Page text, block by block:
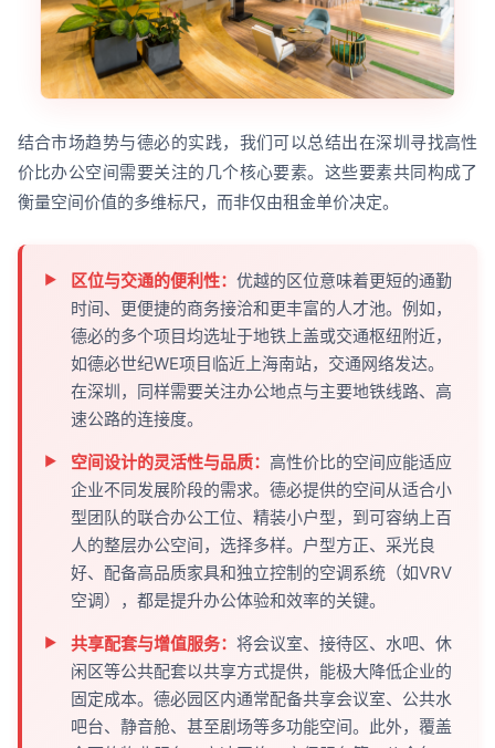
结合市场趋势与德必的实践，我们可以总结出在深圳寻找高性
价比办公空间需要关注的几个核心要素。这些要素共同构成了
衡量空间价值的多维标尺，而非仅由租金单价决定。
区位与交通的便利性： 优越的区位意味着更短的通勤
时间、更便捷的商务接洽和更丰富的人才池。例如，
德必的多个项目均选址于地铁上盖或交通枢纽附近，
如德必世纪WE项目临近上海南站，交通网络发达。
在深圳，同样需要关注办公地点与主要地铁线路、高
速公路的连接度。
空间设计的灵活性与品质： 高性价比的空间应能适应
企业不同发展阶段的需求。德必提供的空间从适合小
型团队的联合办公工位、精装小户型，到可容纳上百
人的整层办公空间，选择多样。户型方正、采光良
好、配备高品质家具和独立控制的空调系统（如VRV
空调），都是提升办公体验和效率的关键。
共享配套与增值服务： 将会议室、接待区、水吧、休
闲区等公共配套以共享方式提供，能极大降低企业的
固定成本。德必园区内通常配备共享会议室、公共水
吧台、静音舱、甚至剧场等多功能空间。此外，覆盖